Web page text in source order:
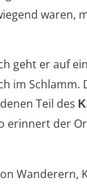
waren,
geht er auf
im Schlamm.
Teil des
erinnert der